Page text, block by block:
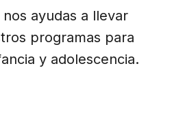
ayudas a llevar
programas para
y adolescencia.